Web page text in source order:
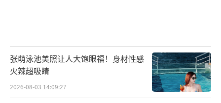
张萌泳池美照让人大饱眼福！身材性感
火辣超吸睛
2026-08-03 14:09:27